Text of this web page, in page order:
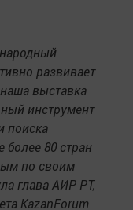
развивает
выставка
инструмент
поиска
более 80 стран
по своим
глава АИР РТ,
KazanForum